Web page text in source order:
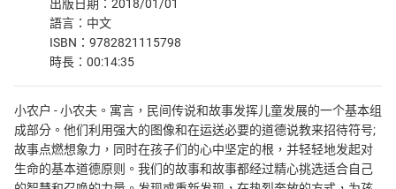
出版日期：2018/01/01
語言：中文
ISBN：9782821115798
時長：00:14:35
小农户 - 小农夫。寓言，民间传说和故事发挥儿童发展的一个基本组
成部分。他们利用强大的图像和在运送必要的道德说教来招待符号;
故事点燃想象力，同时在孩子们的心中坚定的根，并轻轻地发起对
生命的基本道德原则。我们的故事和故事都经过精心挑选适合自己